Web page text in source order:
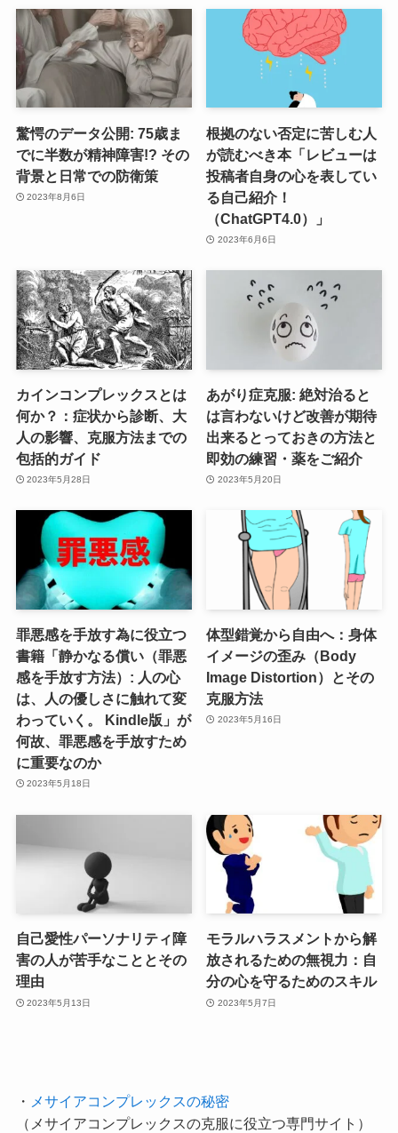
驚愕のデータ公開: 75歳ま
でに半数が精神障害!? その
背景と日常での防衛策
2023年8月6日
根拠のない否定に苦しむ人
が読むべき本「レビューは
投稿者自身の心を表してい
る自己紹介！
（ChatGPT4.0）」
2023年6月6日
カインコンプレックスとは
何か？：症状から診断、大
人の影響、克服方法までの
包括的ガイド
2023年5月28日
あがり症克服: 絶対治ると
は言わないけど改善が期待
出来るとっておきの方法と
即効の練習・薬をご紹介
2023年5月20日
罪悪感を手放す為に役立つ
書籍「静かなる償い（罪悪
感を手放す方法）: 人の心
は、人の優しさに触れて変
わっていく。 Kindle版」が
何故、罪悪感を手放すため
に重要なのか
2023年5月18日
体型錯覚から自由へ：身体
イメージの歪み（Body
Image Distortion）とその
克服方法
2023年5月16日
自己愛性パーソナリティ障
害の人が苦手なこととその
理由
2023年5月13日
モラルハラスメントから解
放されるための無視力：自
分の心を守るためのスキル
2023年5月7日
・ メサイアコンプレックスの秘密
（メサイアコンプレックスの克服に役立つ専門サイト）